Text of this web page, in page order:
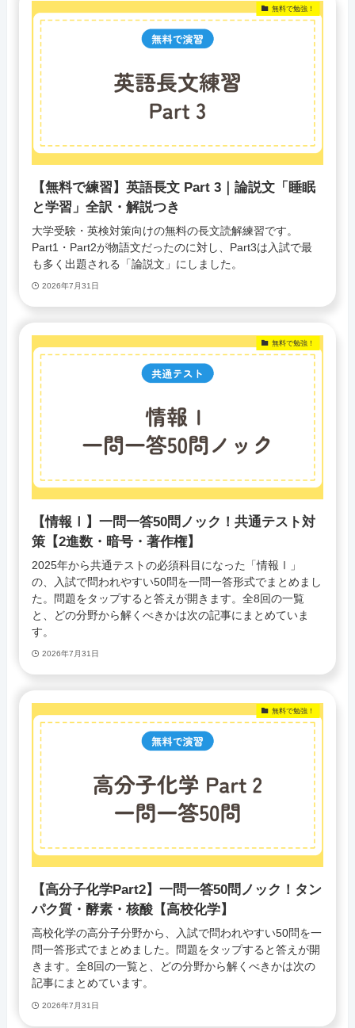
無料で勉強！
【無料で練習】英語長文 Part 3｜論説文「睡眠
と学習」全訳・解説つき
大学受験・英検対策向けの無料の長文読解練習です。
Part1・Part2が物語文だったのに対し、Part3は入試で最
も多く出題される「論説文」にしました。
2026年7月31日
無料で勉強！
【情報Ⅰ】一問一答50問ノック！共通テスト対
策【2進数・暗号・著作権】
2025年から共通テストの必須科目になった「情報Ⅰ」
の、入試で問われやすい50問を一問一答形式でまとめまし
た。問題をタップすると答えが開きます。全8回の一覧
と、どの分野から解くべきかは次の記事にまとめていま
す。
2026年7月31日
無料で勉強！
【高分子化学Part2】一問一答50問ノック！タン
パク質・酵素・核酸【高校化学】
高校化学の高分子分野から、入試で問われやすい50問を一
問一答形式でまとめました。問題をタップすると答えが開
きます。全8回の一覧と、どの分野から解くべきかは次の
記事にまとめています。
2026年7月31日